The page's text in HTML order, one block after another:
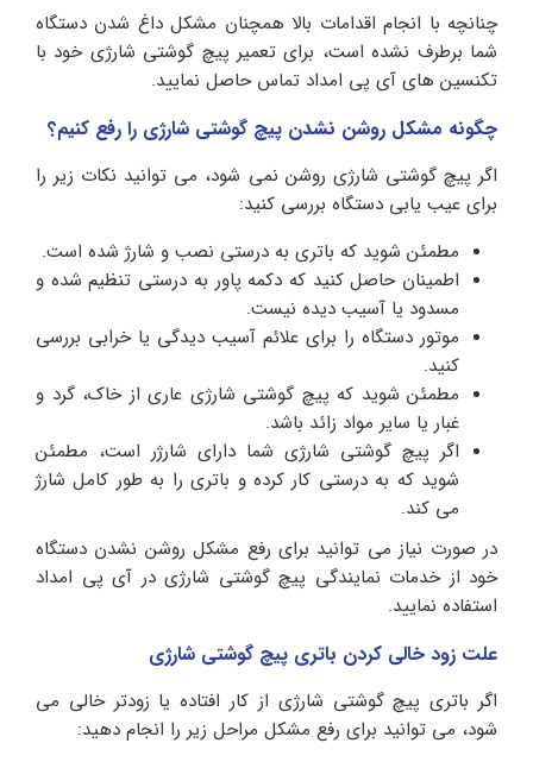
چنانچه با انجام اقدامات بالا همچنان مشکل داغ شدن دستگاه
شما برطرف نشده است، برای تعمیر پیچ گوشتی شارژی خود با
تکنسین های آی پی امداد تماس حاصل نمایید.
چگونه مشکل روشن نشدن پیچ گوشتی شارژی را رفع کنیم؟
اگر پیچ گوشتی شارژی روشن نمی شود، می توانید نکات زیر را
برای عیب یابی دستگاه بررسی کنید:
مطمئن شوید که باتری به درستی نصب و شارژ شده است.
اطمینان حاصل کنید که دکمه پاور به درستی تنظیم شده و
مسدود یا آسیب دیده نیست.
موتور دستگاه را برای علائم آسیب دیدگی یا خرابی بررسی
کنید.
مطمئن شوید که پیچ گوشتی شارژی عاری از خاک، گرد و
غبار یا سایر مواد زائد باشد.
اگر پیچ گوشتی شارژی شما دارای شارژر است، مطمئن
شوید که به درستی کار کرده و باتری را به طور کامل شارژ
می کند.
در صورت نیاز می توانید برای رفع مشکل روشن نشدن دستگاه
خود از خدمات نمایندگی پیچ گوشتی شارژی در آی پی امداد
استفاده نمایید.
علت زود خالی کردن باتری پیچ گوشتی شارژی
اگر باتری پیچ گوشتی شارژی از کار افتاده یا زودتر خالی می
شود، می توانید برای رفع مشکل مراحل زیر را انجام دهید: